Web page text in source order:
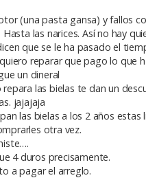
(una pasta gansa) y fallos
las narices. Así no hay
que se le ha pasado el
reparar que pago lo que
un dineral
las bielas te dan un
jajajaja
las bielas a los 2 años estas
otra vez.
4 duros precisamente.
a pagar el arreglo.